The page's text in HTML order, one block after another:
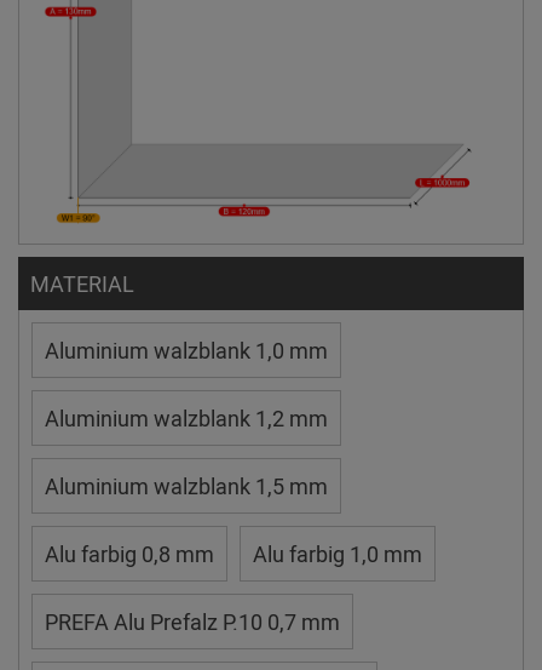
MATERIAL
Aluminium walzblank 1,0 mm
Aluminium walzblank 1,2 mm
Aluminium walzblank 1,5 mm
Alu farbig 0,8 mm Alu farbig 1,0 mm
PREFA Alu Prefalz P.10 0,7 mm